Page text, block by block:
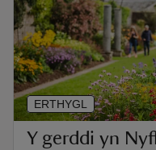
Y gerddi yn
ERTHYGL